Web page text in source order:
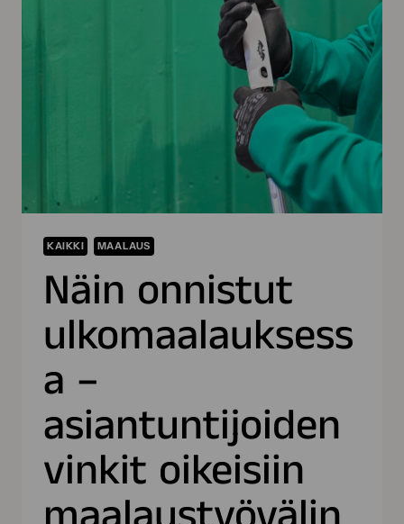
KAIKKI MAALAUS
Näin onnistut
ulkomaalauksess
a –
asiantuntijoiden
vinkit oikeisiin